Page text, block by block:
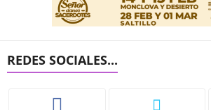
REDES SOCIALES...